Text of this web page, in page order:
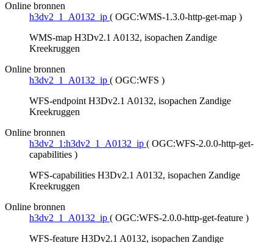
Online bronnen
h3dv2_1_A0132_ip ( OGC:WMS-1.3.0-http-get-map )
WMS-map H3Dv2.1 A0132, isopachen Zandige
Kreekruggen
Online bronnen
h3dv2_1_A0132_ip ( OGC:WFS )
WFS-endpoint H3Dv2.1 A0132, isopachen Zandige
Kreekruggen
Online bronnen
h3dv2_1:h3dv2_1_A0132_ip ( OGC:WFS-2.0.0-http-get-
capabilities )
WFS-capabilities H3Dv2.1 A0132, isopachen Zandige
Kreekruggen
Online bronnen
h3dv2_1_A0132_ip ( OGC:WFS-2.0.0-http-get-feature )
WFS-feature H3Dv2.1 A0132, isopachen Zandige